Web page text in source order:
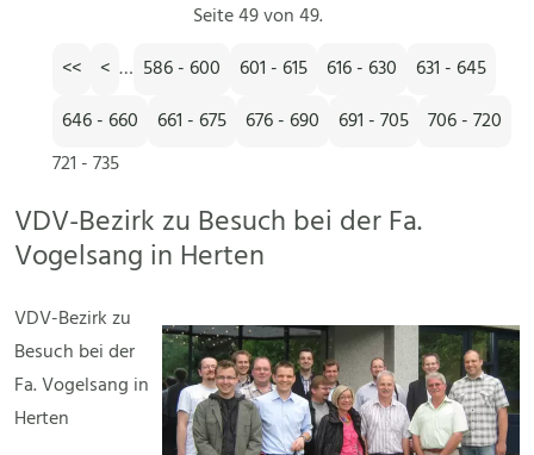
Seite 49 von 49.
<<
< … 586 - 600 601 - 615 616 - 630
631 - 645
646 - 660
661 - 675 676 - 690 691 - 705
706 - 720
721 - 735
VDV-Bezirk zu Besuch bei der Fa.
Vogelsang in Herten
VDV-Bezirk zu
Besuch bei der
Fa. Vogelsang in
Herten